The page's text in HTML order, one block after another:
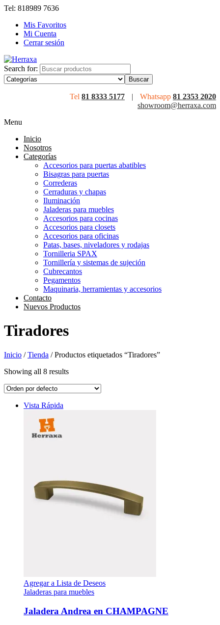
Tel: 818989 7636
Mis Favoritos
Mi Cuenta
Cerrar sesión
Search for:
Tel 81 8333 5177 | Whatsapp 81 2353 2020
showroom@herraxa.com
Menu
Inicio
Nosotros
Categorías
Accesorios para puertas abatibles
Bisagras para puertas
Correderas
Cerraduras y chapas
Iluminación
Jaladeras para muebles
Accesorios para cocinas
Accesorios para closets
Accesorios para oficinas
Patas, bases, niveladores y rodajas
Tornilleria SPAX
Tornillería y sistemas de sujeción
Cubrecantos
Pegamentos
Maquinaria, herramientas y accesorios
Contacto
Nuevos Productos
Tiradores
Inicio /Tienda / Productos etiquetados “Tiradores”
Showing all 8 results
Vista Rápida
Agregar a Lista de Deseos
Jaladeras para muebles
Jaladera Andrea en CHAMPAGNE